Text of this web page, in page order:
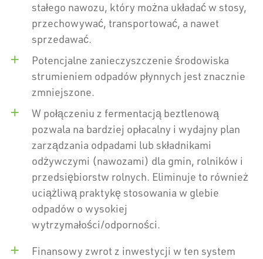
stałego nawozu, który można układać w stosy,
przechowywać, transportować, a nawet
sprzedawać.
Potencjalne zanieczyszczenie środowiska
strumieniem odpadów płynnych jest znacznie
zmniejszone.
W połączeniu z fermentacją beztlenową
pozwala na bardziej opłacalny i wydajny plan
zarządzania odpadami lub składnikami
odżywczymi (nawozami) dla gmin, rolników i
przedsiębiorstw rolnych. Eliminuje to również
uciążliwą praktykę stosowania w glebie
odpadów o wysokiej
wytrzymałości/odporności.
Finansowy zwrot z inwestycji w ten system